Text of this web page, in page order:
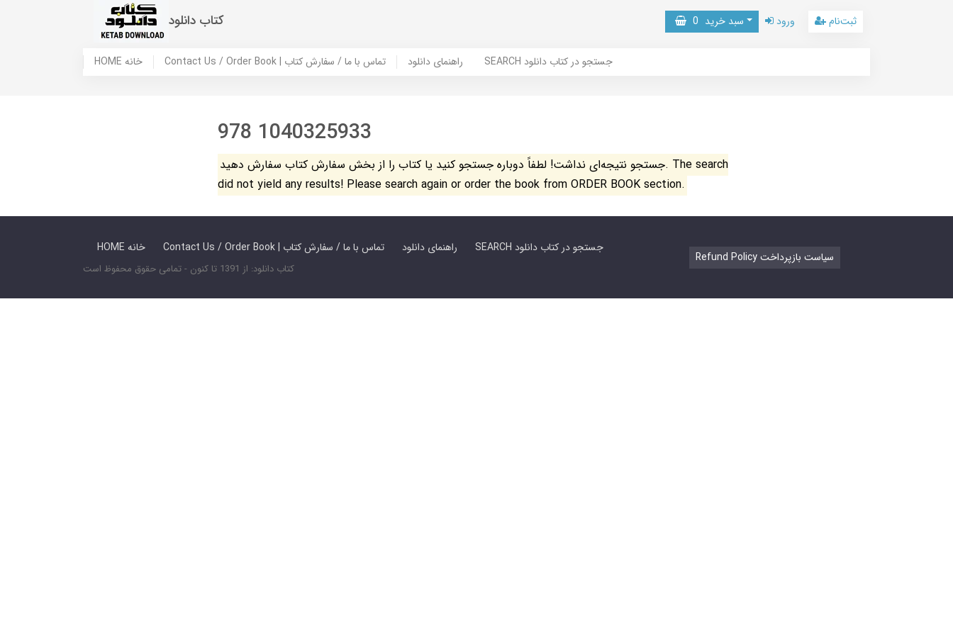
کتاب دانلود سبد خرید 0 ورود ثبت‌نام
HOME خانه Contact Us / Order Book | تماس با ما / سفارش کتاب راهنمای دانلود SEARCH جستجو در کتاب دانلود
978 1040325933
جستجو نتیجه‌ای نداشت! لطفاً دوباره جستجو کنید یا کتاب را از بخش سفارش کتاب سفارش دهید. The search
did not yield any results! Please search again or order the book from ORDER BOOK section.
HOME خانه Contact Us / Order Book | تماس با ما / سفارش کتاب راهنمای دانلود SEARCH جستجو در کتاب دانلود
کتاب دانلود: از 1391 تا کنون - تمامی حقوق محفوظ است
Refund Policy سیاست بازپرداخت